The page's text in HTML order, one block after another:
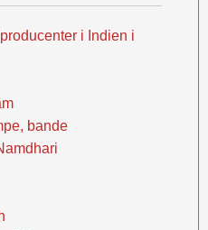
i Indien i
bande